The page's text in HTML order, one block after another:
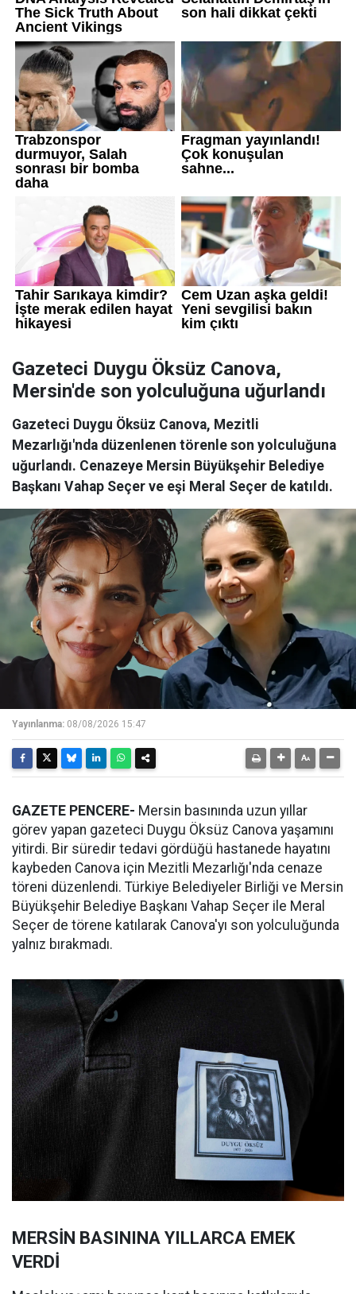
Gazeteci Duygu Öksüz Canova,
Mersin'de son yolculuğuna uğurlandı
Gazeteci Duygu Öksüz Canova, Mezitli
Mezarlığı'nda düzenlenen törenle son yolculuğuna
uğurlandı. Cenazeye Mersin Büyükşehir Belediye
Başkanı Vahap Seçer ve eşi Meral Seçer de katıldı.
Yayınlanma: 08/08/2026 15:47
GAZETE PENCERE- Mersin basınında uzun yıllar
görev yapan gazeteci Duygu Öksüz Canova yaşamını
yitirdi. Bir süredir tedavi gördüğü hastanede hayatını
kaybeden Canova için Mezitli Mezarlığı'nda cenaze
töreni düzenlendi. Türkiye Belediyeler Birliği ve Mersin
Büyükşehir Belediye Başkanı Vahap Seçer ile Meral
Seçer de törene katılarak Canova'yı son yolculuğunda
yalnız bırakmadı.
MERSİN BASININA YILLARCA EMEK
VERDİ